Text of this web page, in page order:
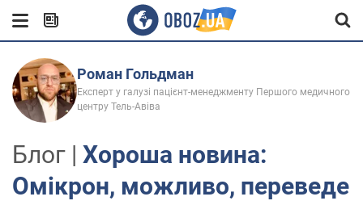
Роман Гольдман
Експерт у галузі пацієнт-менеджменту Першого медичного
центру Тель-Авіва
Блог | Хороша новина:
Омікрон, можливо, переведе